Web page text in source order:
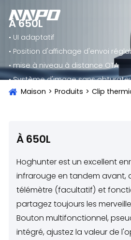
À 650L
• UI adaptatif
• Position d'affichage d'envoi
• mise à niveau à distance OTA
• Système d'image sans
Maison > Produits > Clip
À 650L
Hoghunter est un excellent
infrarouge en tandem avant,
télémètre (facultatif) et
partagez toujours les
Bouton multifonctionnel,
intégré, ajustez la valeur de